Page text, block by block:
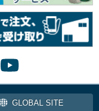
GLOBAL SITE